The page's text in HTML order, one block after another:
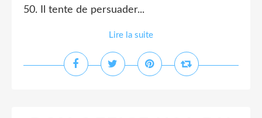
50. Il tente de persuader...
Lire la suite